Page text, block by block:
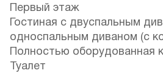
Первый этаж
Гостиная с двуспальным
односпальным диваном (с
Полностью оборудованная
Туалет